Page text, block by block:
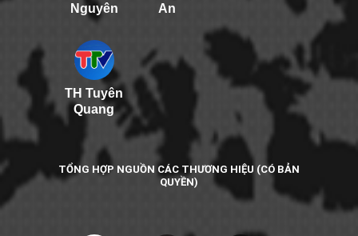
Nguyên
An
TH Tuyên
Quang
TỔNG HỢP NGUỒN CÁC THƯƠNG HIỆU (CÓ BẢN
QUYỀN)